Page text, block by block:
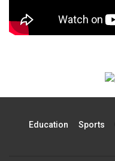
Education Sports